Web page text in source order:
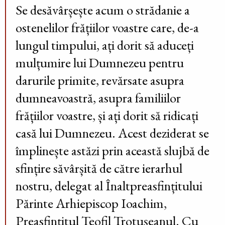
Se desăvârșește acum o strădanie a
ostenelilor frățiilor voastre care, de-a
lungul timpului, ați dorit să aduceți
mulțumire lui Dumnezeu pentru
darurile primite, revărsate asupra
dumneavoastră, asupra familiilor
frățiilor voastre, și ați dorit să ridicați
casă lui Dumnezeu. Acest deziderat se
împlinește astăzi prin această slujbă de
sfințire săvârșită de către ierarhul
nostru, delegat al Înaltpreasfințitului
Părinte Arhiepiscop Ioachim,
Preasfințitul Teofil Trotușeanul. Cu